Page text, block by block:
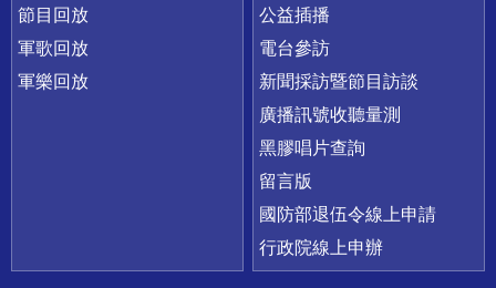
節目回放
軍歌回放
軍樂回放
公益插播
電台參訪
新聞採訪暨節目訪談
廣播訊號收聽量測
黑膠唱片查詢
留言版
國防部退伍令線上申請
行政院線上申辦